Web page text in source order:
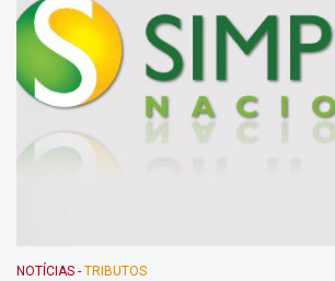
NOTÍCIAS - TRIBUTOS